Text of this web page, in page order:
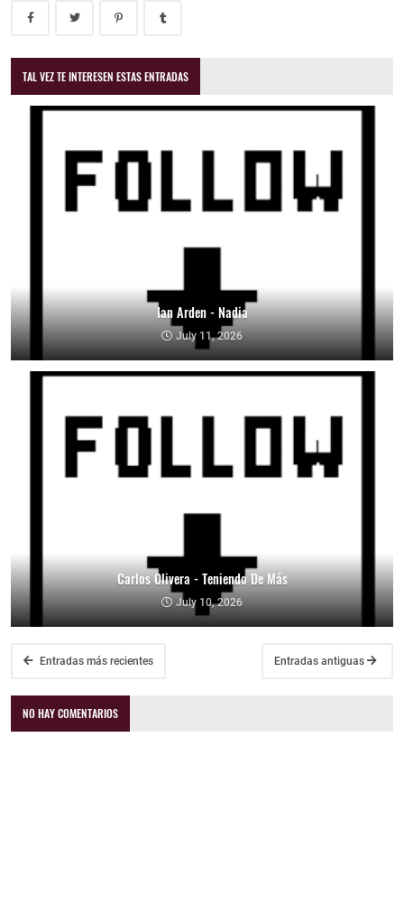
TAL VEZ TE INTERESEN ESTAS ENTRADAS
Ian Arden - Nadia
July 11, 2026
Carlos Olivera - Teniendo De Más
July 10, 2026
Entradas más recientes Entradas antiguas
NO HAY COMENTARIOS